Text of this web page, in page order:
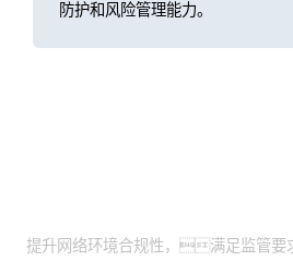
防护和风险管理能力。
提升网络环境合规性，满足监管